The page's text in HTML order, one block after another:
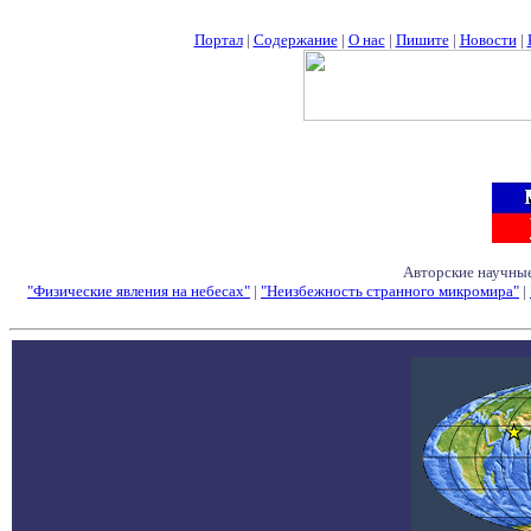
Портал| Содержание| О нас| Пишите| Новости|
Авторские
"Физические явления на небесах" | "Неизбежность странного микромира" |